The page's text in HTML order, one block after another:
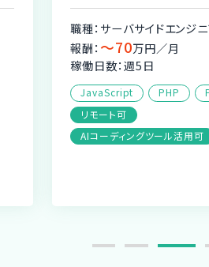
職種：サーバサイドエンジ
報酬： 〜70万円／月
稼働日数：週5日
JavaScript PHP
リモート可
AIコーディングツール活用可